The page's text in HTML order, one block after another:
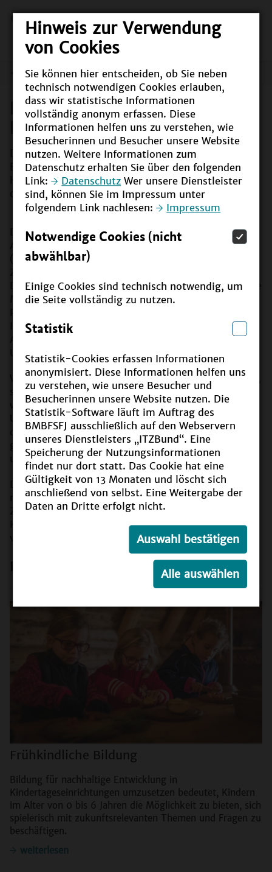
Hinweis zur Verwendung
von Cookies
Sie können hier entscheiden, ob Sie neben
technisch notwendigen Cookies erlauben,
dass wir statistische Informationen
vollständig anonym erfassen. Diese
Informationen helfen uns zu verstehen, wie
Besucherinnen und Besucher unsere Website
nutzen. Weitere Informationen zum
Datenschutz erhalten Sie über den folgenden
Link:
Datenschutz Wer unsere Dienstleister
sind, können Sie im Impressum unter
folgendem Link nachlesen:
Impressum
Notwendige Cookies (nicht
abwählbar)
Einige Cookies sind technisch notwendig, um
die Seite vollständig zu nutzen.
Statistik
Statistik-Cookies erfassen Informationen
anonymisiert. Diese Informationen helfen uns
zu verstehen, wie unsere Besucher und
Besucherinnen unsere Website nutzen. Die
Statistik-Software läuft im Auftrag des
BMBFSFJ ausschließlich auf den Webservern
unseres Dienstleisters „ITZBund“. Eine
Speicherung der Nutzungsinformationen
findet nur dort statt. Das Cookie hat eine
Gültigkeit von 13 Monaten und löscht sich
anschließend von selbst. Eine Weitergabe der
Daten an Dritte erfolgt nicht.
Auswahl bestätigen
Alle auswählen
Die Bildungsbereiche des Nationalen Aktionsplans
Die Bildungsbereiche des
Nationalen Aktionsplans
Deutschland legt einen Nationalen Aktionsplan
Bildung für nachhaltige Entwicklung (BNE) vor. Die
Handlungsfelder, Ziele und Maßnahmen sind nach
den zentralen Bildungsbereichen gegliedert.
Deutschland legt hiermit einen Nationalen
Aktionsplan Bildung für nachhaltige Entwicklung
(BNE) vor. Die nachfolgenden Handlungsfelder,
Deutschland weiter vorangebracht werden kann. Die
Mitglieder der Nationalen Plattform und aller im
Institutionen erfüllen hiermit den umfassenden
Unterziels 4.7.
Wie Bundeskanzlerin Angela Merkelverdeutlichte,
sind es bis zur Umsetzung derSDGsin 2030 "weit
weniger als 5.000 Tage. Das ist gemessen an dem
Unterfangen für eine umfassende Transformation,
die wir uns vorgenommen haben, natürlich ein sehr
geringer Zeitraum. Deshalb darf man auch mit Fug
und Recht sagen: Es zählt eigentlich jeder Tag."
Die Handlungsfelder, Ziele und Maßnahmen sind
nach den zentralen Bildungsbereichen gegliedert.
Zur Verortung des jeweiligen Bildungsbereichs im
Kontext der BNE ist jeweils eine kurze Einleitung
Frühkindliche Bildung
Bildung für nachhaltige Entwicklung in
Kindertageseinrichtungen umzusetzen bedeutet, Kindern
im Alter von 0 bis 6 Jahren die Möglichkeit zu bieten, sich
spielerisch mit zukunftsrelevanten Themen und Fragen zu
beschäftigen.
weiterlesen